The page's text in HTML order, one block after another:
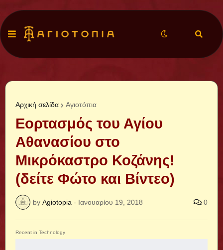
Αρχική σελίδα Αγιοτόπια
Εορτασμός του Αγίου
Αθανασίου στο
Μικρόκαστρο Κοζάνης!
(δείτε Φώτο και Βίντεο)
by Agiotopia - Ιανουαρίου 19, 2018 0
Recent in Technology